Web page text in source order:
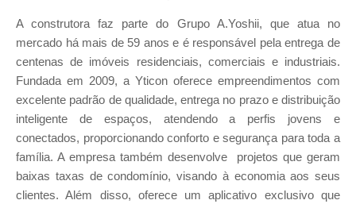
A construtora faz parte do Grupo A.Yoshii, que atua no
mercado há mais de 59 anos e é responsável pela entrega de
centenas de imóveis residenciais, comerciais e industriais.
Fundada em 2009, a Yticon oferece empreendimentos com
excelente padrão de qualidade, entrega no prazo e distribuição
inteligente de espaços, atendendo a perfis jovens e
conectados, proporcionando conforto e segurança para toda a
família. A empresa também desenvolve projetos que geram
baixas taxas de condomínio, visando à economia aos seus
clientes. Além disso, oferece um aplicativo exclusivo que